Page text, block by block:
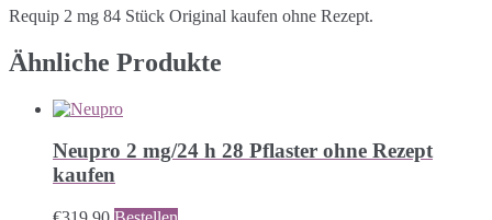
Requip 2 mg 84 Stück Original kaufen ohne Rezept.
Ähnliche Produkte
Neupro 2 mg/24 h 28 Pflaster ohne Rezept
kaufen